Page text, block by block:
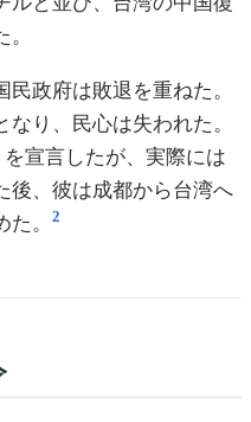
政府は敗退を重ねた。
り、民心は失われた。
宣言したが、実際には
後、彼は成都から台湾へ
。
2